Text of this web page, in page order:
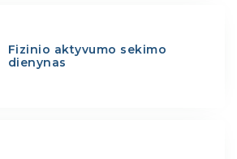
Fizinio aktyvumo sekimo
dienynas